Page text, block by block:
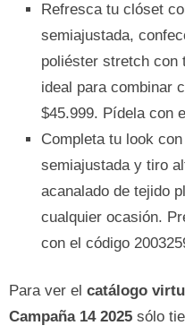
Refresca tu clóset
semiajustada,
poliéster stretch con
ideal para combinar
$45.999. Pídela con
Completa tu look
semiajustada y tiro
acanalado de tejido
cualquier ocasión.
con el código
Para ver el catálogo
Campaña 14 2025 sólo